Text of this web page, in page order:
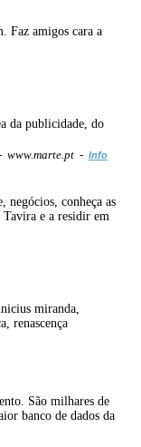
Faz amigos cara a
da publicidade, do
www.marte.pt - Info
negócios, conheça as
Tavira e a residir em
miranda,
renascença
São milhares de
banco de dados da